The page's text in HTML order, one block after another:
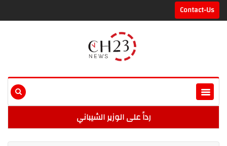
Contact-Us
رداً على الوزير الشيباني